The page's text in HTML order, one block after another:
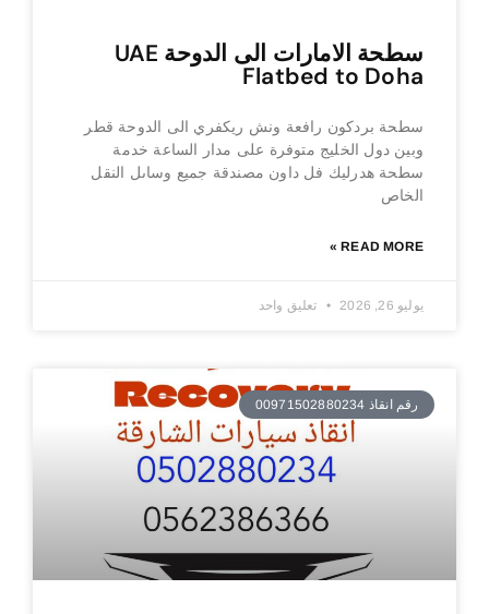
سطحة الامارات الى الدوحة UAE
Flatbed to Doha
سطحة بردكون رافعة ونش ريكفري الى الدوحة قطر
وبين دول الخليج متوفرة على مدار الساعة خدمة
سطحة هدرليك فل داون مصندقة جميع وساىل النقل
الخاص
READ MORE »
يوليو 26, 2026 تعليق واحد
رقم انقاذ 00971502880234